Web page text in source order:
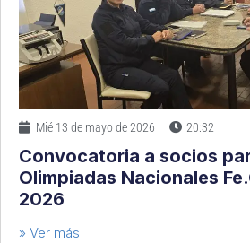
Mié 13 de mayo de 2026 20:32
Convocatoria a socios
Olimpiadas Nacionales
2026
» Ver más